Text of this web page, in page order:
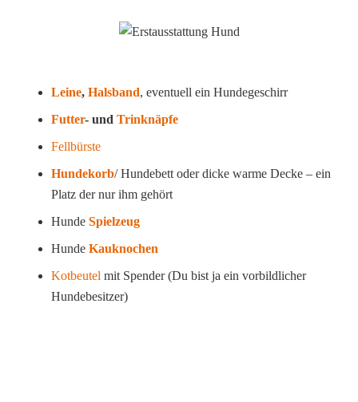
Leine, Halsband, eventuell ein Hundegeschirr
Futter- und Trinknäpfe
Fellbürste
Hundekorb/ Hundebett oder dicke warme Decke – ein
Platz der nur ihm gehört
Hunde Spielzeug
Hunde Kauknochen
Kotbeutel mit Spender (Du bist ja ein vorbildlicher
Hundebesitzer)